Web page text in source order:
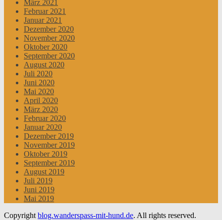
März 2021
Februar 2021
Januar 2021
Dezember 2020
November 2020
Oktober 2020
September 2020
August 2020
Juli 2020
Juni 2020
Mai 2020
April 2020
März 2020
Februar 2020
Januar 2020
Dezember 2019
November 2019
Oktober 2019
September 2019
August 2019
Juli 2019
Juni 2019
Mai 2019
Copyright blog.wanderspass-mit-hund.de. All rights reserved.